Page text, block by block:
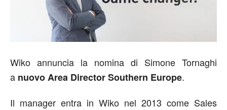
Wiko annuncia la nomina di Simone Tornaghi
a nuovo Area Director Southern Europe.
Il manager entra in Wiko nel 2013 come Sales